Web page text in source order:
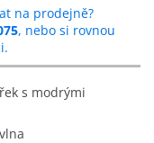
na prodejně?
, nebo si rovnou